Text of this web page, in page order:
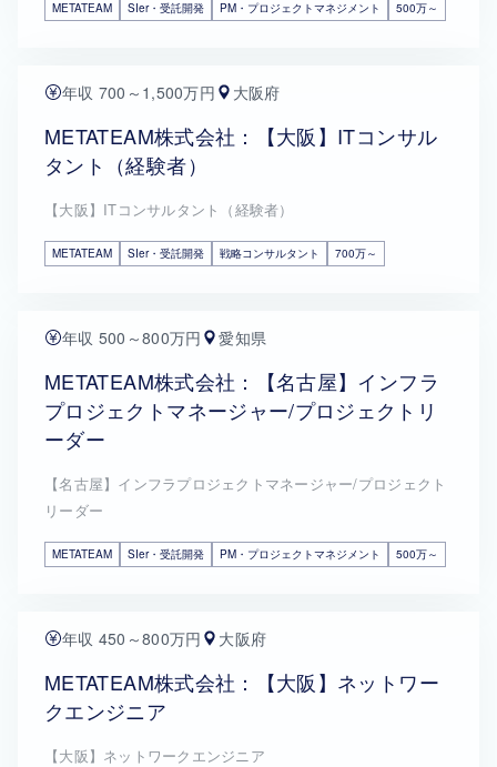
METATEAM SIer・受託開発 PM・プロジェクトマネジメント 500万～
年収 700～1,500万円 大阪府
METATEAM株式会社：【大阪】ITコンサル
タント（経験者）
【大阪】ITコンサルタント（経験者）
METATEAM SIer・受託開発 戦略コンサルタント 700万～
年収 500～800万円 愛知県
METATEAM株式会社：【名古屋】インフラ
プロジェクトマネージャー/プロジェクトリ
ーダー
【名古屋】インフラプロジェクトマネージャー/プロジェクト
リーダー
METATEAM SIer・受託開発 PM・プロジェクトマネジメント 500万～
年収 450～800万円 大阪府
METATEAM株式会社：【大阪】ネットワー
クエンジニア
【大阪】ネットワークエンジニア